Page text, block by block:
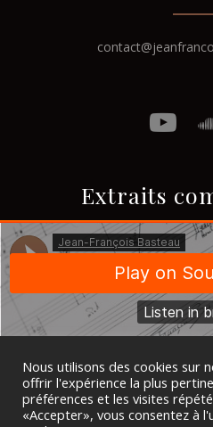
Extraits
Nous utilisons des cookies sur
offrir l'expérience la plus
préférences et les visites
«Accepter», vous consentez à